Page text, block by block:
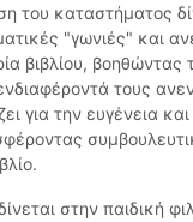
του καταστήματος
"γωνιές" και
βιβλίου, βοηθώντας
τους
για την ευγένεια και
στην παιδική